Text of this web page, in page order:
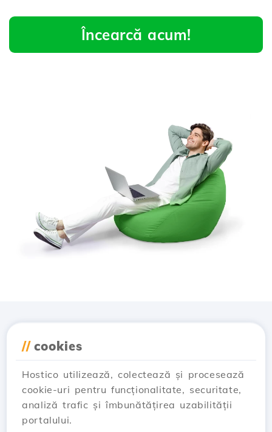
Încearcă acum!
// cookies
Hostico utilizează, colectează și procesează
cookie-uri pentru funcționalitate, securitate,
analiză trafic și îmbunătățirea uzabilității
portalului.